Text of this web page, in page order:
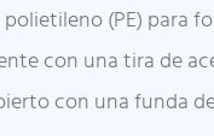
(PE) para
con una tira de
con una funda